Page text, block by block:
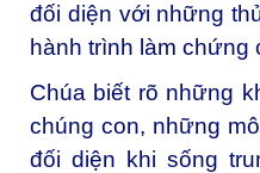
đối diện với những
hành trình làm chứng
Chúa biết rõ những
chúng con, những
đối diện khi sống